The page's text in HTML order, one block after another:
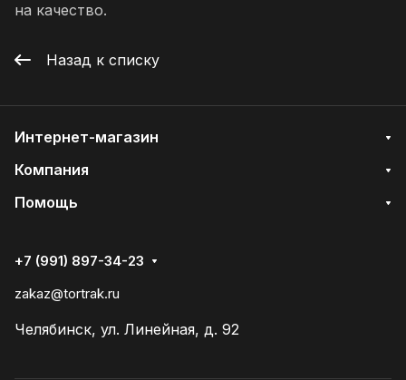
на качество.
Назад к списку
Интернет-магазин
Компания
Помощь
+7 (991) 897-34-23
zakaz@tortrak.ru
Челябинск, ул. Линейная, д. 92